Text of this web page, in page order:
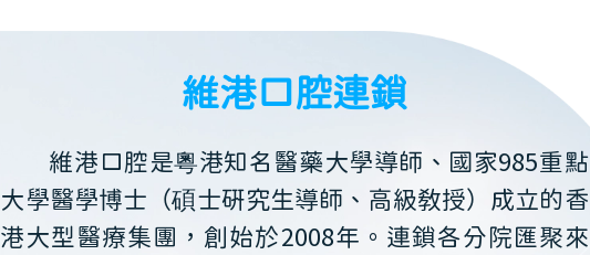
維港口腔連鎖
維港口腔是粵港知名醫藥大學導師、國家985重點
大學醫學博士（碩士研究生導師、高級教授）成立的香
港大型醫療集團，創始於2008年。連鎖各分院匯聚來